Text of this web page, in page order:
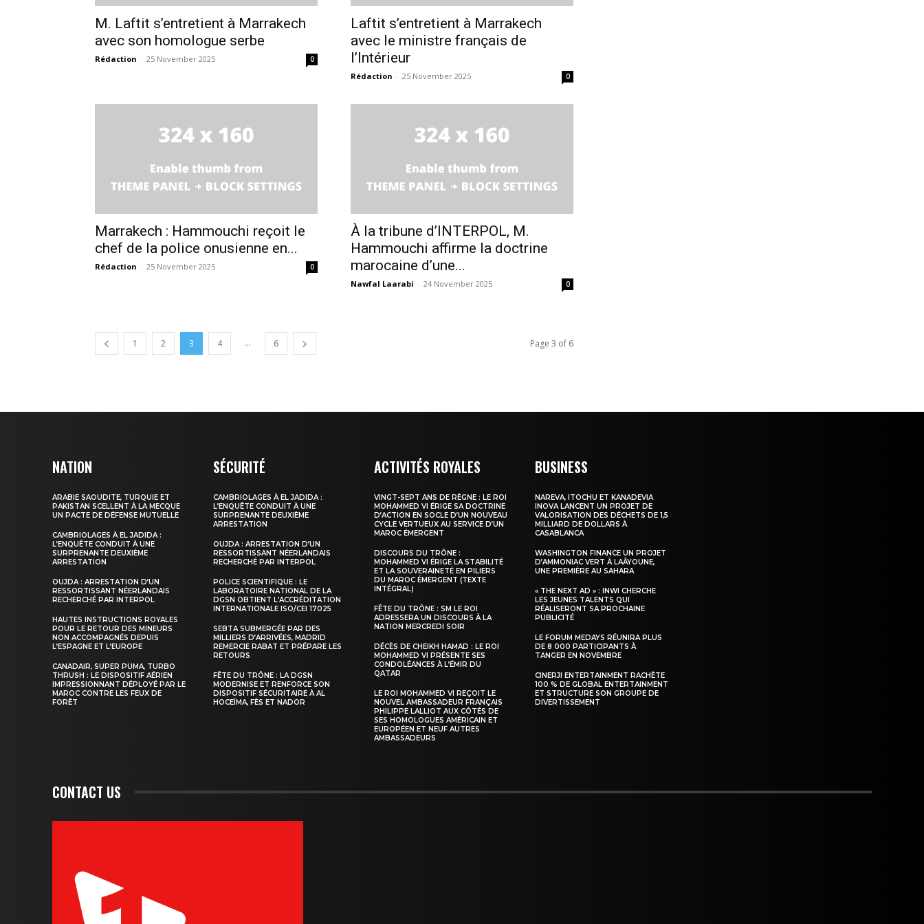
l'information
Insight Publications
À propos
Mon compte
M. Laftit s’entretient à Marrakech
avec son homologue serbe
Rédaction - 25 November 2025 0
Laftit s’entretient à Marrakech
avec le ministre français de
l’Intérieur
Rédaction - 25 November 2025 0
Marrakech : Hammouchi reçoit le
chef de la police onusienne en...
Rédaction - 25 November 2025 0
À la tribune d’INTERPOL, M.
Hammouchi affirme la doctrine
marocaine d’une...
Nawfal Laarabi - 24 November 2025 0
1 2 3 4 ... 6 Page 3 of 6
NATION
ARABIE SAOUDITE, TURQUIE ET
PAKISTAN SCELLENT À LA MECQUE
UN PACTE DE DÉFENSE MUTUELLE
CAMBRIOLAGES À EL JADIDA :
L’ENQUÊTE CONDUIT À UNE
SURPRENANTE DEUXIÈME
ARRESTATION
OUJDA : ARRESTATION D’UN
RESSORTISSANT NÉERLANDAIS
RECHERCHÉ PAR INTERPOL
HAUTES INSTRUCTIONS ROYALES
POUR LE RETOUR DES MINEURS
NON ACCOMPAGNÉS DEPUIS
L’ESPAGNE ET L’EUROPE
CANADAIR, SUPER PUMA, TURBO
THRUSH : LE DISPOSITIF AÉRIEN
IMPRESSIONNANT DÉPLOYÉ PAR LE
MAROC CONTRE LES FEUX DE
FORÊT
SÉCURITÉ
CAMBRIOLAGES À EL JADIDA :
L’ENQUÊTE CONDUIT À UNE
SURPRENANTE DEUXIÈME
ARRESTATION
OUJDA : ARRESTATION D’UN
RESSORTISSANT NÉERLANDAIS
RECHERCHÉ PAR INTERPOL
POLICE SCIENTIFIQUE : LE
LABORATOIRE NATIONAL DE LA
DGSN OBTIENT L’ACCRÉDITATION
INTERNATIONALE ISO/CEI 17025
SEBTA SUBMERGÉE PAR DES
MILLIERS D’ARRIVÉES, MADRID
REMERCIE RABAT ET PRÉPARE LES
RETOURS
FÊTE DU TRÔNE : LA DGSN
MODERNISE ET RENFORCE SON
DISPOSITIF SÉCURITAIRE À AL
HOCEÏMA, FÈS ET NADOR
ACTIVITÉS ROYALES
VINGT-SEPT ANS DE RÈGNE : LE ROI
MOHAMMED VI ÉRIGE SA DOCTRINE
D’ACTION EN SOCLE D’UN NOUVEAU
CYCLE VERTUEUX AU SERVICE D’UN
MAROC ÉMERGENT
DISCOURS DU TRÔNE :
MOHAMMED VI ÉRIGE LA STABILITÉ
ET LA SOUVERAINETÉ EN PILIERS
DU MAROC ÉMERGENT (TEXTE
INTÉGRAL)
FÊTE DU TRÔNE : SM LE ROI
ADRESSERA UN DISCOURS À LA
NATION MERCREDI SOIR
DÉCÈS DE CHEIKH HAMAD : LE ROI
MOHAMMED VI PRÉSENTE SES
CONDOLÉANCES À L’ÉMIR DU
QATAR
LE ROI MOHAMMED VI REÇOIT LE
NOUVEL AMBASSADEUR FRANÇAIS
PHILIPPE LALLIOT AUX CÔTÉS DE
SES HOMOLOGUES AMÉRICAIN ET
EUROPÉEN ET NEUF AUTRES
AMBASSADEURS
BUSINESS
NAREVA, ITOCHU ET KANADEVIA
INOVA LANCENT UN PROJET DE
VALORISATION DES DÉCHETS DE 1,5
MILLIARD DE DOLLARS À
CASABLANCA
WASHINGTON FINANCE UN PROJET
D’AMMONIAC VERT À LAÂYOUNE,
UNE PREMIÈRE AU SAHARA
« THE NEXT AD » : INWI CHERCHE
LES JEUNES TALENTS QUI
RÉALISERONT SA PROCHAINE
PUBLICITÉ
LE FORUM MEDAYS RÉUNIRA PLUS
DE 8 000 PARTICIPANTS À
TANGER EN NOVEMBRE
CINERJI ENTERTAINMENT RACHÈTE
100 % DE GLOBAL ENTERTAINMENT
ET STRUCTURE SON GROUPE DE
DIVERTISSEMENT
CONTACT US